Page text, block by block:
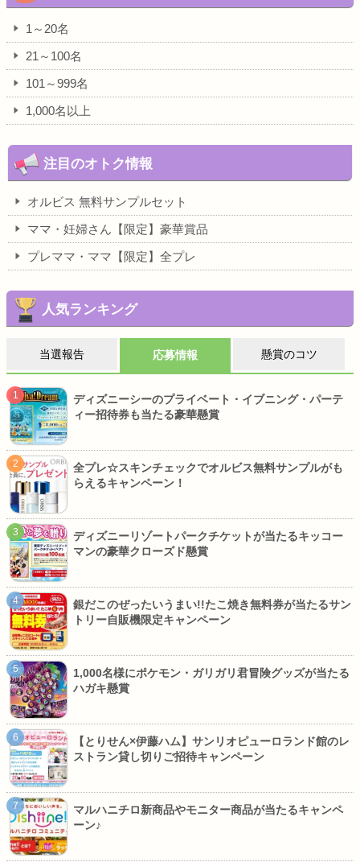
1～20名
21～100名
101～999名
1,000名以上
注目のオトク情報
オルビス 無料サンプルセット
ママ・妊婦さん【限定】豪華賞品
プレママ・ママ【限定】全プレ
人気ランキング
当選報告 応募情報 懸賞のコツ
ディズニーシーのプライベート・イブニング・パーテ
ィー招待券も当たる豪華懸賞
全プレ☆スキンチェックでオルビス無料サンプルがも
らえるキャンペーン！
ディズニーリゾートパークチケットが当たるキッコー
マンの豪華クローズド懸賞
銀だこのぜったいうまい!!たこ焼き無料券が当たるサン
トリー自販機限定キャンペーン
1,000名様にポケモン・ガリガリ君冒険グッズが当たる
ハガキ懸賞
【とりせん×伊藤ハム】サンリオピューロランド館のレ
ストラン貸し切りご招待キャンペーン
マルハニチロ新商品やモニター商品が当たるキャンペ
ーン♪